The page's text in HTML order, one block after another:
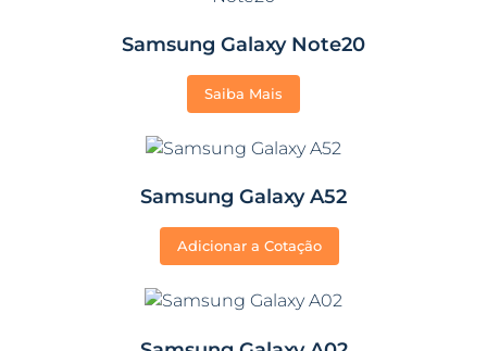
Samsung Galaxy Note20
Saiba Mais
Samsung Galaxy A52
Adicionar a Cotação